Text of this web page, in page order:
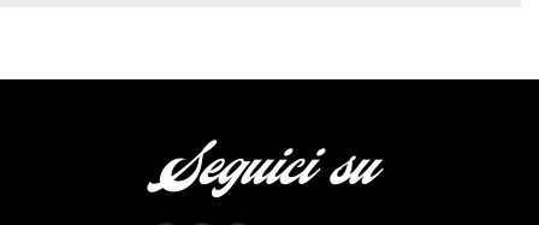
Seguici su